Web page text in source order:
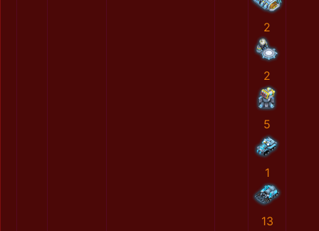
2
2
5
1
13